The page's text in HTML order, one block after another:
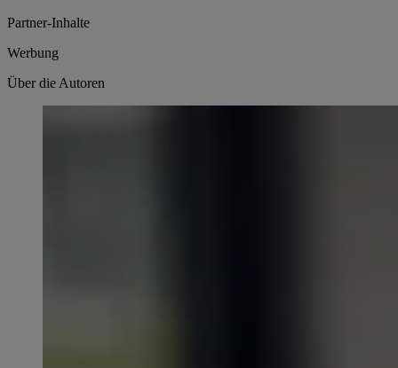
Partner-Inhalte
Werbung
Über die Autoren